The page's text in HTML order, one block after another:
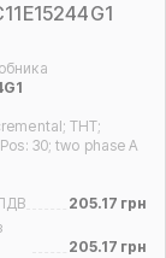
THT;
30; two phase A
205.17 грн
205.17 грн